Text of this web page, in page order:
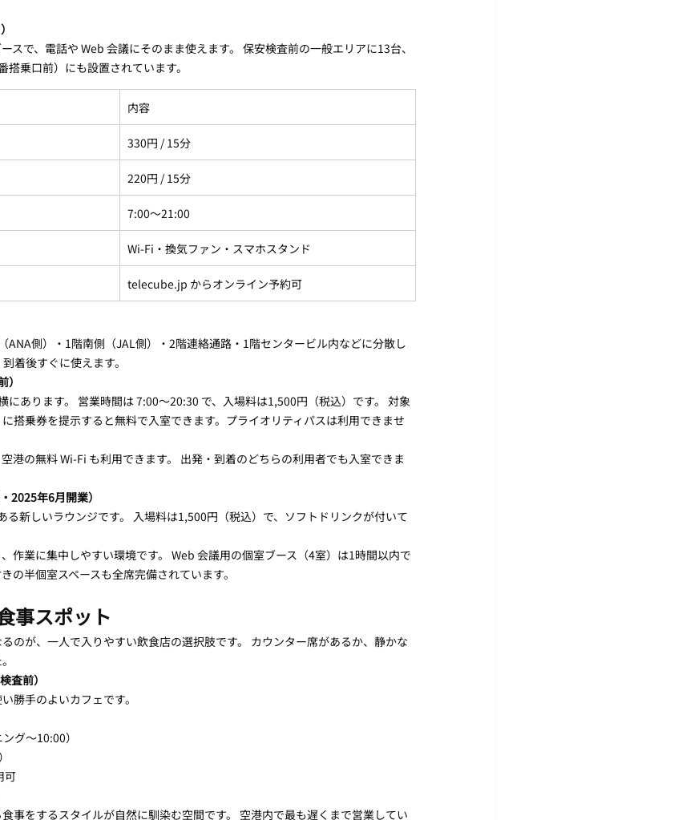
スで、電話や Web 会議にそのまま使えます。 保安検査前の一般エリアに13台、
乗口前）にも設置されています。
内容
330円 / 15分
220円 / 15分
7:00〜21:00
Wi-Fi・換気ファン・スマホスタンド
telecube.jp からオンライン予約可
ANA側）・1階南側（JAL側）・2階連絡通路・1階センタービル内などに分散し
着後すぐに使えます。
にあります。 営業時間は 7:00〜20:30 で、入場料は1,500円（税込）です。 対象
搭乗券を提示すると無料で入室できます。プライオリティパスは利用できませ
港の無料 Wi-Fi も利用できます。 出発・到着のどちらの利用者でも入室できま
2025年6月開業）
る新しいラウンジです。 入場料は1,500円（税込）で、ソフトドリンクが付いて
作業に集中しやすい環境です。 Web 会議用の個室ブース（4室）は1時間以内で
の半個室スペースも全席完備されています。
事スポット
のが、一人で入りやすい飲食店の選択肢です。 カウンター席があるか、静かな
査前）
勝手のよいカフェです。
グ〜10:00）
可
事をするスタイルが自然に馴染む空間です。 空港内で最も遅くまで営業してい